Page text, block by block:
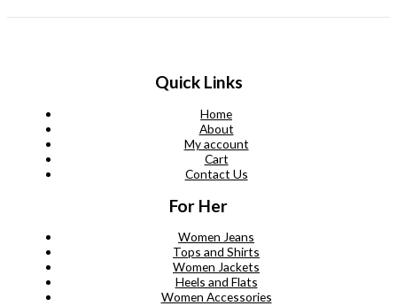
Quick Links
Home
About
My account
Cart
Contact Us
For Her
Women Jeans
Tops and Shirts
Women Jackets
Heels and Flats
Women Accessories